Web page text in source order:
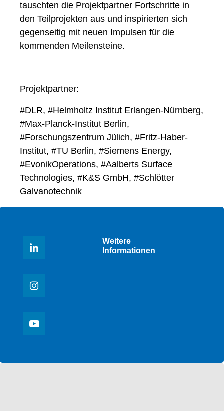
tauschten die Projektpartner Fortschritte in
den Teilprojekten aus und inspirierten sich
gegenseitig mit neuen Impulsen für die
kommenden Meilensteine.
Projektpartner:
#DLR, #Helmholtz Institut Erlangen-Nürnberg,
#Max-Planck-Institut Berlin,
#Forschungszentrum Jülich, #Fritz-Haber-
Institut, #TU Berlin, #Siemens Energy,
#EvonikOperations, #Aalberts Surface
Technologies, #K&S GmbH, #Schlötter
Galvanotechnik
Weitere
Informationen